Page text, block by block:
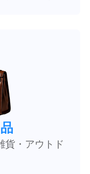
貨・アウトド